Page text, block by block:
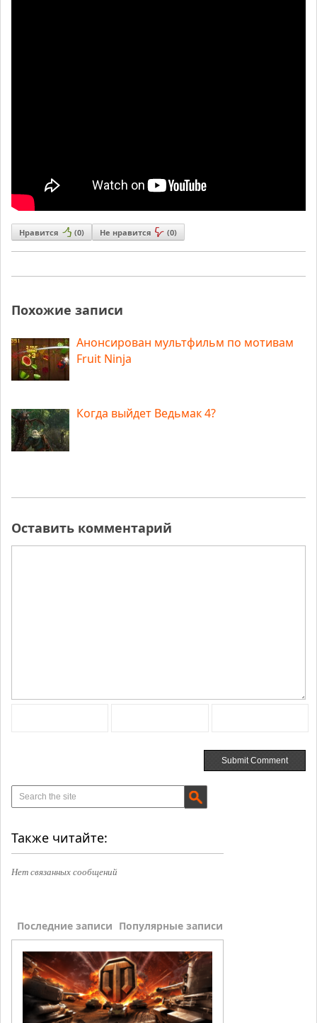
Нравится (0) Не нравится (0)
Похожие записи
Анонсирован мультфильм по мотивам
Fruit Ninja
Когда выйдет Ведьмак 4?
Оставить комментарий
Также читайте:
Нет связанных сообщений
Последние записи Популярные записи